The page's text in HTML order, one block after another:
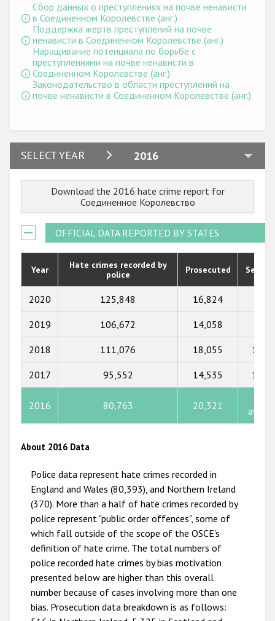
Сбор данных о преступлениях на почве ненависти
в Соединенном Королевстве (анг.)
Поддержка жертв преступлений на почве
ненависти в Соединенном Королевстве (анг.)
Наращивание потенциала по борьбе с
преступлениями на почве ненависти в
Соединенном Королевстве (анг.)
Законодательство в области преступлений на
почве ненависти в Соединенном Королевстве (анг.)
SELECT YEAR 2016
2024
2022
2021
2020
2019
2018
2017
2009
Download the 2016 hate crime report for
Соединенное Королевство
OFFICIAL DATA REPORTED BY STATES
Year
Hate crimes recorded by
police
Prosecuted
2020 125,848 16,824
2019 106,672 14,058
2018 111,076 18,055
2017 95,552 14,535
2016 80,763 20,321
About 2016 Data
Police data represent hate crimes recorded in
England and Wales (80,393), and Northern Ireland
(370). More than a half of hate crimes recorded by
police represent "public order offences", some of
which fall outside of the scope of the OSCE's
definition of hate crime. The total numbers of
police recorded hate crimes by bias motivation
presented below are higher than this overall
number because of cases involving more than one
bias. Prosecution data breakdown is as follows: